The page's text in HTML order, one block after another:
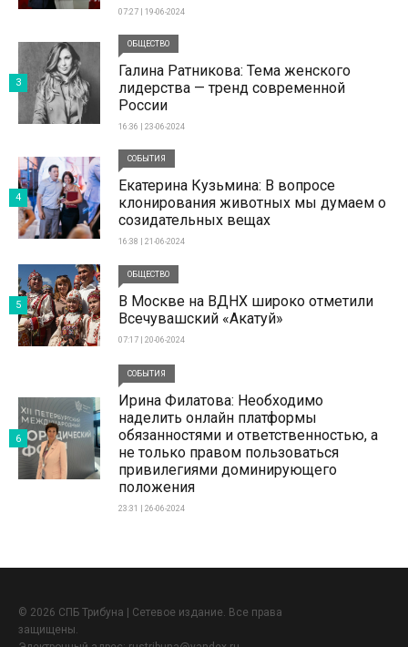
07:27 | 19-06-2024
ОБЩЕСТВО
Галина Ратникова: Тема женского
лидерства — тренд современной
России
16:36 | 23-06-2024
3
СОБЫТИЯ
Екатерина Кузьмина: В вопросе
клонирования животных мы думаем о
созидательных вещах
16:38 | 21-06-2024
4
ОБЩЕСТВО
В Москве на ВДНХ широко отметили
Всечувашский «Акатуй»
07:17 | 20-06-2024
5
СОБЫТИЯ
Ирина Филатова: Необходимо
наделить онлайн платформы
обязанностями и ответственностью, а
не только правом пользоваться
привилегиями доминирующего
положения
23:31 | 26-06-2024
6
© 2026 СПБ Трибуна | Сетевое издание. Все права
защищены.